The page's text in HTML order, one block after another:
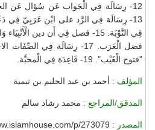
12- رِسَالَة فِي الْجَواب عَن سُؤال عَن
"فتوح الْغَيْب". 19- قَاعِدَة فِي الْمحبَّة.
المؤلف : أحمد بن عبد الحليم بن تيمية
المدقق/المراجع : محمد رشاد سالم
المصدر : p/273079